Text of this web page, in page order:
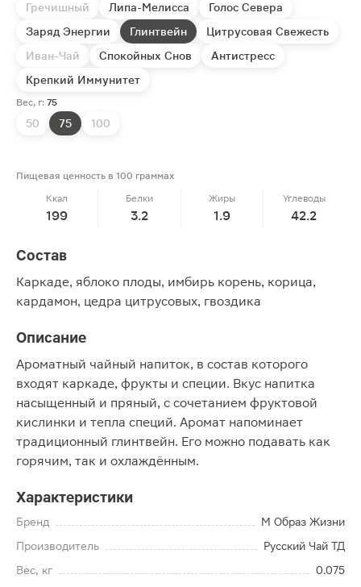
Гречишный Липа-Мелисса
Голос Севера
Заряд Энергии
Глинтвейн
Цитрусовая Свежесть
Иван-Чай
Спокойных Снов
Антистресс
Крепкий Иммунитет
Вес, г: 75
50 75 100
Пищевая ценность в 100 граммах
Ккал
199
Белки
3.2
Жиры
1.9
Углеводы
42.2
Состав
Каркаде, яблоко плоды, имбирь корень, корица,
кардамон, цедра цитрусовых, гвоздика
Описание
Ароматный чайный напиток, в состав которого
входят каркаде, фрукты и специи. Вкус напитка
насыщенный и пряный, с сочетанием фруктовой
кислинки и тепла специй. Аромат напоминает
традиционный глинтвейн. Его можно подавать как
горячим, так и охлаждённым.
Характеристики
Бренд
М Образ Жизни
Производитель
Русский Чай ТД
Вес, кг
0.075